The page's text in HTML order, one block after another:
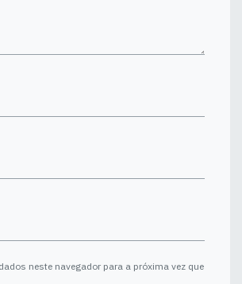
neste navegador para a próxima vez que